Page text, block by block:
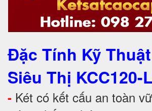
Đặc Tính Kỹ
Siêu Thị KCC120-
- Két có kết cấu an toàn